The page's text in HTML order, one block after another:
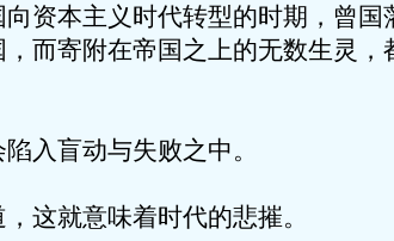
资本主义时代转型的时期，曾国
而寄附在帝国之上的无数生灵，
入盲动与失败之中。
这就意味着时代的悲摧。